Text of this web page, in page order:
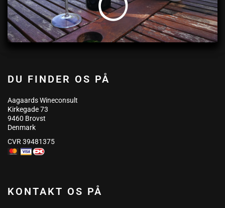
DU FINDER OS PÅ
Aagaards Wineconsult
Kirkegade 73
9460 Brovst
Denmark
CVR 39481375
KONTAKT OS PÅ